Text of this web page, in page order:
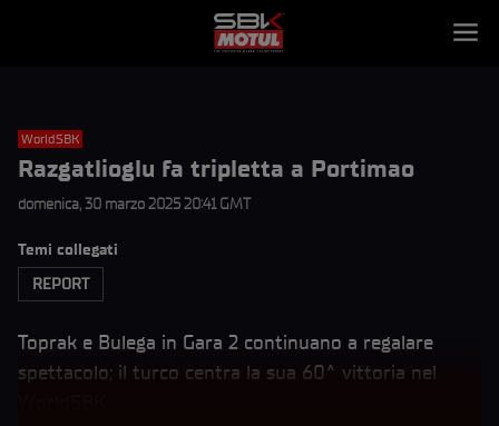
WorldSBK
Razgatlioglu fa tripletta a Portimao
domenica, 30 marzo 2025 20:41 GMT
Temi collegati
REPORT
Toprak e Bulega in Gara 2 continuano a regalare
spettacolo; il turco centra la sua 60^ vittoria nel